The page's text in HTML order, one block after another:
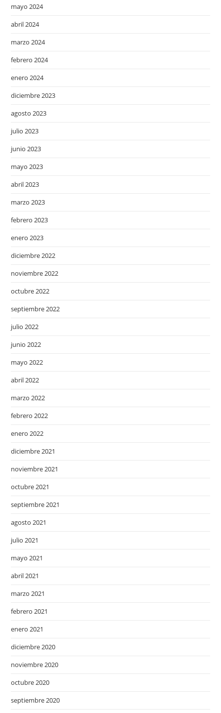
mayo 2024
abril 2024
marzo 2024
febrero 2024
enero 2024
diciembre 2023
agosto 2023
julio 2023
junio 2023
mayo 2023
abril 2023
marzo 2023
febrero 2023
enero 2023
diciembre 2022
noviembre 2022
octubre 2022
septiembre 2022
julio 2022
junio 2022
mayo 2022
abril 2022
marzo 2022
febrero 2022
enero 2022
diciembre 2021
noviembre 2021
octubre 2021
septiembre 2021
agosto 2021
julio 2021
mayo 2021
abril 2021
marzo 2021
febrero 2021
enero 2021
diciembre 2020
noviembre 2020
octubre 2020
septiembre 2020